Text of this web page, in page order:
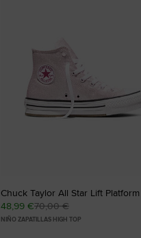
Chuck Taylor All Star Lift
48,99 €70,00 €
NIÑO ZAPATILLAS HIGH TOP